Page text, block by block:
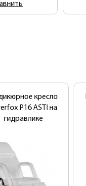
кресло
Р16 ASTI на
гидравлике